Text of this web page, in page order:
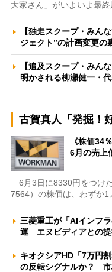
大家さん」がいよいよ最
【独走スクープ・みん
ジェクト”の計画変更
【追及スクープ・みん
明かされる柳瀬健一・
古賀真人「発掘！
《株価34
6月の売上
6月3日に8330円をつけ
7564）の株価は、わずか
三菱重工が「AIインフ
運 エヌビディアとの
キオクシアHD「7万円
の反転シグナルか？